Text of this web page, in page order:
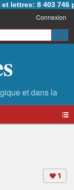
lettres: 8 403 746
Connexion
1